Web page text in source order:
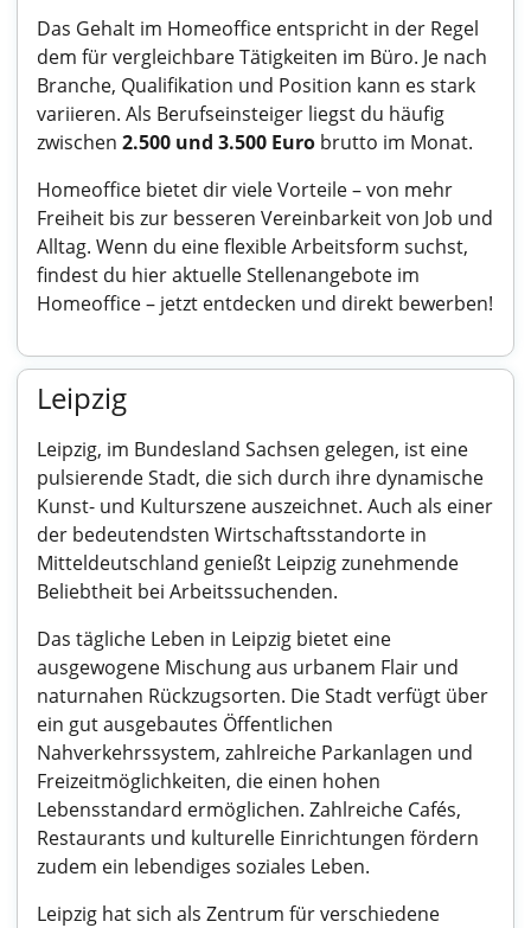
Das Gehalt im Homeoffice entspricht in der Regel
dem für vergleichbare Tätigkeiten im Büro. Je nach
Branche, Qualifikation und Position kann es stark
variieren. Als Berufseinsteiger liegst du häufig
zwischen 2.500 und 3.500 Euro brutto im Monat.
Homeoffice bietet dir viele Vorteile – von mehr
Freiheit bis zur besseren Vereinbarkeit von Job und
Alltag. Wenn du eine flexible Arbeitsform suchst,
findest du hier aktuelleStellenangebote im
Homeoffice– jetzt entdecken und direkt bewerben!
Leipzig
Leipzig, im Bundesland Sachsen gelegen, ist eine
pulsierende Stadt, die sich durch ihre dynamische
Kunst- und Kulturszene auszeichnet. Auch als einer
der bedeutendsten Wirtschaftsstandorte in
Mitteldeutschland genießt Leipzig zunehmende
Beliebtheit bei Arbeitssuchenden.
Das tägliche Leben in Leipzig bietet eine
ausgewogene Mischung aus urbanem Flair und
naturnahen Rückzugsorten. Die Stadt verfügt über
ein gut ausgebautes Öffentlichen
Nahverkehrssystem, zahlreiche Parkanlagen und
Freizeitmöglichkeiten, die einen hohen
Lebensstandard ermöglichen. Zahlreiche Cafés,
Restaurants und kulturelle Einrichtungen fördern
zudem ein lebendiges soziales Leben.
Leipzig hat sich als Zentrum für verschiedene